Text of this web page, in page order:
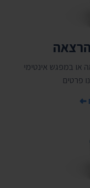
או במפגש אינטימי
פרטים